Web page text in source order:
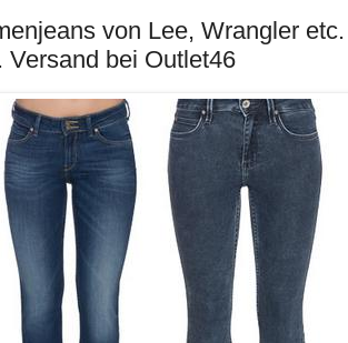
von Lee, Wrangler
Versand bei Outlet46